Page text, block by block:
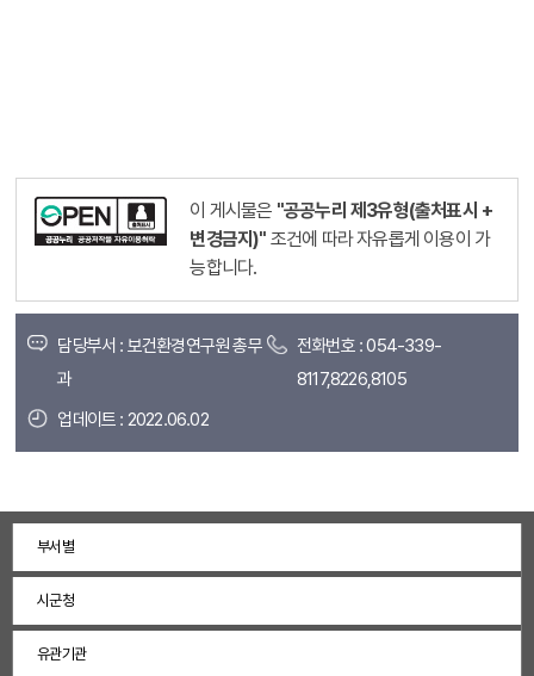
이 게시물은 "공공누리 제3유형(출처표시 +
변경금지)" 조건에 따라 자유롭게 이용이 가
능합니다.
담당부서 : 보건환경연구원 총무
과
전화번호 : 054-339-
8117,8226,8105
업데이트 : 2022.06.02
부서별
시군청
유관기관